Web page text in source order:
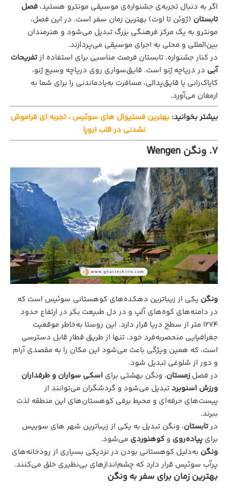
اگر به دنبال تجربه‌ی جشنواره‌ی موسیقی مونترو هستید، فصل
تابستان (ژوئن تا اوت) بهترین زمان سفر است. در این فصل،
مونترو به یک مرکز فرهنگی بزرگ تبدیل می‌شود و هنرمندان
بین‌المللی و محلی به اجرای موسیقی می‌پردازند.
در کنار جشنواره، تابستان فرصت مناسبی برای استفاده ازتفریحات
آبی در دریاچه ژنو است. قایق‌سواری روی دریاچه وسیع ژنو،
کایاک‌رانی یا قایق‌پدالی، مسافرت به‌یادماندنی را برای شما به
ارمغان می‌آورد.
بیشتر بخوانید:بهترین فستیوال‌ های سوئیس ، تجربه‌ ای فراموش‌
نشدنی در قلب اروپا
7. ونگن Wengen
ونگن یکی از زیباترین دهکده‌های کوهستانی سوئیس است که
در دامنه‌های کوه‌های آلپ و در دل طبیعت بکر در ارتفاع حدود
۱۲۷۴ متر از سطح دریا قرار دارد. این روستا به‌خاطر موقعیت
جغرافیایی منحصربه‌فرد خود، تنها از طریق قطار قابل دسترسی
است، که همین ویژگی باعث می‌شود این مکان را به مقصدی آرام
و دور از شلوغی تبدیل شود.
در فصل زمستان، ونگن بهشتی برای اسکی سواران و طرفداران
ورزش اسنوبردتبدیل می‌شود و گردشگران می‌توانند از
پیست‌های حرفه‌ای و محیط برفی کوهستان‌های این منطقه لذت
ببرند.
درتابستان، ونگن تبدیل به یکی از زیباترین شهر های سوییس
برای پیاده‌روی و کوهنوردی می‌شود.
ونگن به‌دلیل کوهستانی بودن در نزدیکی بسیاری از رودخانه‌های
پرآب سوئیس قرار دارد که چشم‌اندازهای بی‌نظیری خلق می‌کنند.
بهترین زمان برای سفر به ونگن